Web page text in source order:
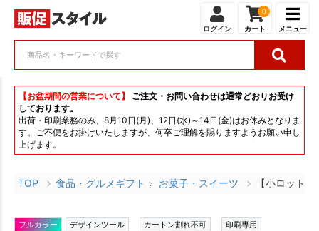
ログイン
0
カート メニュー
【お盆期間の営業について】
ご注文・お問い合わせは通常どおりお受け
しております。
出荷・印刷業務のみ、8月10日(月)、12日(水)～14日(金)はお休みとなりま
す。ご不便をお掛けいたしますが、何卒ご理解を賜りますようお願い申し
上げます。
TOP 食品・グルメギフト お菓子・スイーツ 【小ロット
フルカラー デザインツール カートン割れ不可 印刷専用